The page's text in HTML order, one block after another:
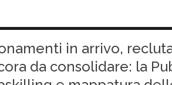
in arrivo,
da consolidare: la